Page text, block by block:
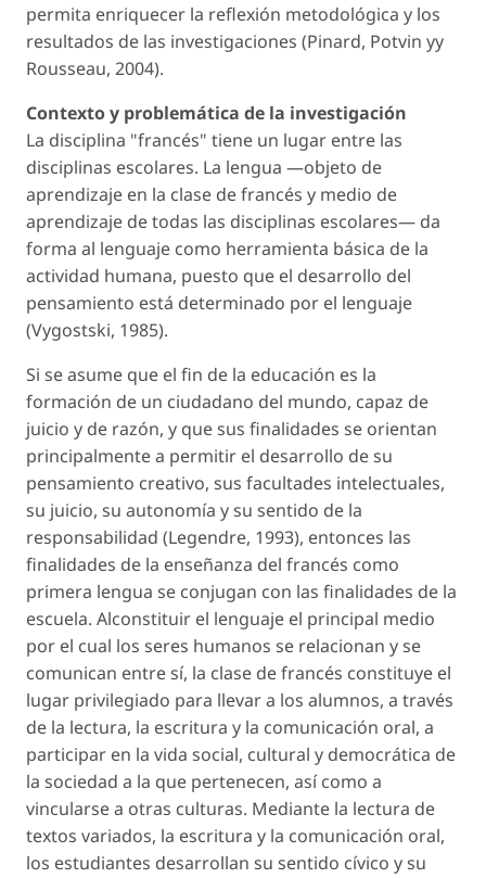
permita enriquecer la reflexión metodológica y los
resultados de las investigaciones (Pinard, Potvin yy
Rousseau, 2004).
Contexto y problemática de la investigación
La disciplina "francés" tiene un lugar entre las
disciplinas escolares. La lengua —objeto de
aprendizaje en la clase de francés y medio de
aprendizaje de todas las disciplinas escolares— da
forma al lenguaje como herramienta básica de la
actividad humana, puesto que el desarrollo del
pensamiento está determinado por el lenguaje
(Vygostski, 1985).
Si se asume que el fin de la educación es la
formación de un ciudadano del mundo, capaz de
juicio y de razón, y que sus finalidades se orientan
principalmente a permitir el desarrollo de su
pensamiento creativo, sus facultades intelectuales,
su juicio, su autonomía y su sentido de la
responsabilidad (Legendre, 1993), entonces las
finalidades de la enseñanza del francés como
primera lengua se conjugan con las finalidades de la
escuela. Alconstituir el lenguaje el principal medio
por el cual los seres humanos se relacionan y se
comunican entre sí, la clase de francés constituye el
lugar privilegiado para llevar a los alumnos, a través
de la lectura, la escritura y la comunicación oral, a
participar en la vida social, cultural y democrática de
la sociedad a la que pertenecen, así como a
vincularse a otras culturas. Mediante la lectura de
textos variados, la escritura y la comunicación oral,
los estudiantes desarrollan su sentido cívico y su